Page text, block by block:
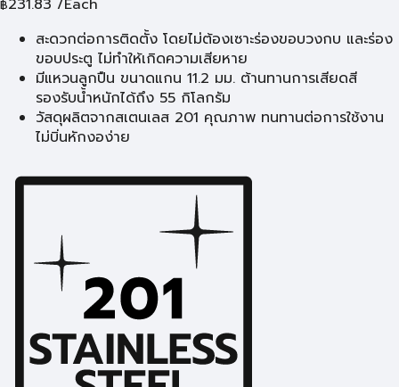
฿231.83 /Each
สะดวกต่อการติดตั้ง โดยไม่ต้องเซาะร่องขอบวงกบ และร่อง
ขอบประตู ไม่ทำให้เกิดความเสียหาย
มีแหวนลูกปืน ขนาดแกน 11.2 มม. ต้านทานการเสียดสี
รองรับน้ำหนักได้ถึง 55 กิโลกรัม
วัสดุผลิตจากสเตนเลส 201 คุณภาพ ทนทานต่อการใช้งาน
ไม่บิ่นหักงอง่าย